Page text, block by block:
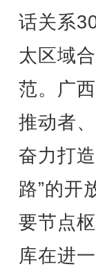
话关系
太区域
范。广
推动者
奋力打
路”的开
要节点
库在进